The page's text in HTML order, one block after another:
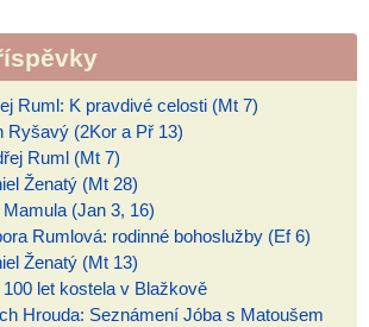
Ruml: K pravdivé celosti (Mt 7)
Ryšavý (2Kor a Př 13)
Ruml (Mt 7)
Ženatý (Mt 28)
(Jan 3, 16)
Rumlová: rodinné bohoslužby (Ef 6)
Ženatý (Mt 13)
let kostela v Blažkově
Hrouda: Seznámení Jóba s Matoušem